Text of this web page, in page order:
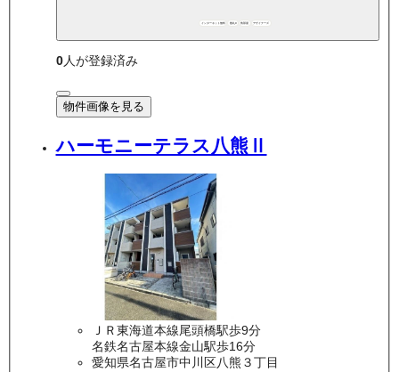
インターネット無料 敷礼0 角部屋 デザイナーズ
0人が登録済み
物件画像を見る
ハーモニーテラス八熊Ⅱ
ＪＲ東海道本線尾頭橋駅歩9分
名鉄名古屋本線金山駅歩16分
愛知県名古屋市中川区八熊３丁目